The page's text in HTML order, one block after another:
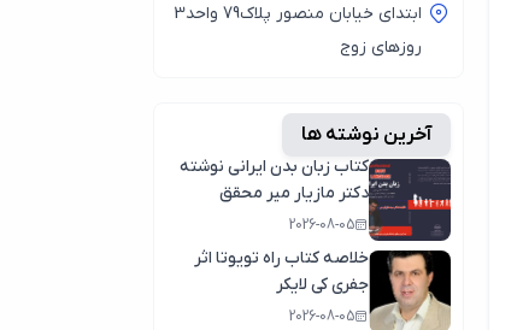
ابتدای خیابان منصور پلاک79 واحد3
روزهای زوج
آخرین نوشته ها
کتاب زبان بدن ایرانی نوشته
دکتر مازیار میر محقق
وپژوهشگر زبان بدن
2026-08-05
خلاصه کتاب راه تویوتا اثر
جفری کی لایکر
2026-08-05